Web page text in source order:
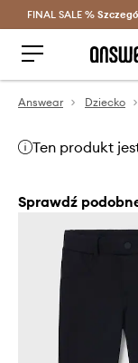
FINAL SALE %
Answear Dziecko
Ten produkt
Sprawdź